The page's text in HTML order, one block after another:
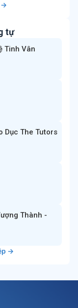
→
tự
Tinh Vân
Dục The Tutors
Thành -
→